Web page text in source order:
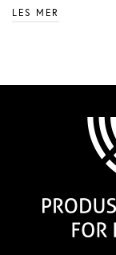
LES MER